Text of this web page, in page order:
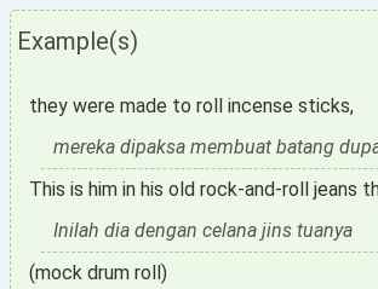
Example(s)
they were made to roll incense sticks,
mereka dipaksa membuat batang
This is him in his old rock-and-roll jeans
Inilah dia dengan celana jins tuanya
(mock drum roll)